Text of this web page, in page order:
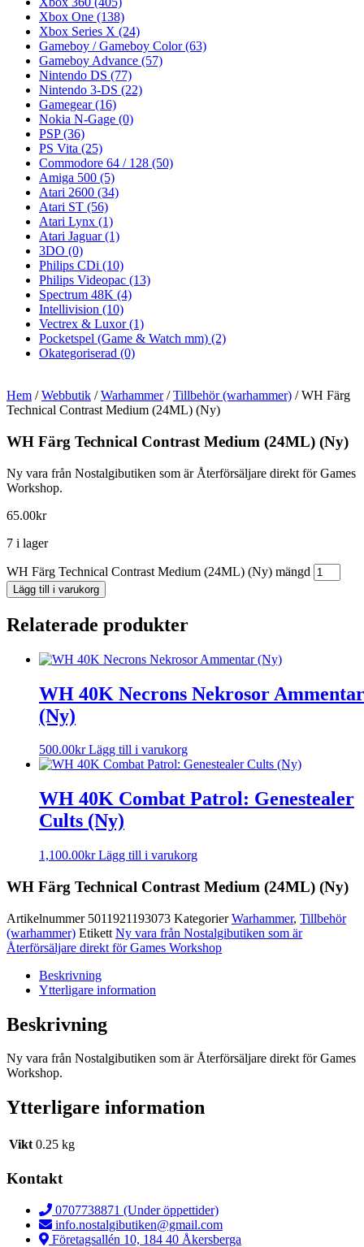
Xbox One (138)
Xbox Series X (24)
Gameboy / Gameboy Color(63)
Gameboy Advance (57)
Nintendo DS (77)
Nintendo 3-DS (22)
Gamegear(16)
Nokia N-Gage (0)
PSP(36)
PS Vita (25)
Commodore 64 / 128 (50)
Amiga 500 (5)
Atari 2600 (34)
Atari ST (56)
Atari Lynx (1)
Atari Jaguar(1)
3DO (0)
Philips CDi (10)
Philips Videopac (13)
Spectrum 48K (4)
Intellivision (10)
Vectrex & Luxor(1)
Pocketspel (Game & Watch mm) (2)
Okategoriserad (0)
Hem /Webbutik /Warhammer/Tillbehör (warhammer) / WH Färg
Technical Contrast Medium (24ML) (Ny)
WH Färg Technical Contrast Medium (24ML) (Ny)
Ny vara från Nostalgibutiken som är Återförsäljare direkt för Games
Workshop.
65.00kr
7 i lager
WH Färg Technical Contrast Medium (24ML) (Ny) mängd
Lägg till i varukorg
Relaterade produkter
WH 40K Necrons Nekrosor Ammentar
(Ny)
500.00kr Lägg till i varukorg
WH 40K Combat Patrol: Genestealer
Cults (Ny)
1,100.00kr Lägg till i varukorg
WH Färg Technical Contrast Medium (24ML) (Ny)
Artikelnummer 5011921193073 Kategorier Warhammer, Tillbehör
(warhammer) Etikett Ny vara från Nostalgibutiken som är
Återförsäljare direkt för Games Workshop
Beskrivning
Ytterligare information
Beskrivning
Ny vara från Nostalgibutiken som är Återförsäljare direkt för Games
Workshop.
Ytterligare information
Vikt 0.25 kg
Kontakt
0707738871 (Under öppettider)
info.nostalgibutiken@gmail.com
Företagsallén 10, 184 40 Åkersberga